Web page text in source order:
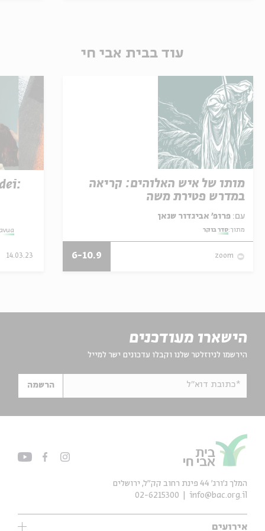
עוד בבית אבי חי
מותו של איש האלוהים: קריאה
במדרש פטירת משה
עם:
מתוך:סדר בוקר
zoom
6-10.9
14.03.23
הישארו מעודכנים
הירשמו לניוזלטר שלנו וקבלו עדכונים ישר למייל
*כתובת דוא"ל הרשמה
אירועים
המלך ג'ורג' 44 פינת רחוב קק״ל, ירושלים
info@bac.org.il
02-6215300